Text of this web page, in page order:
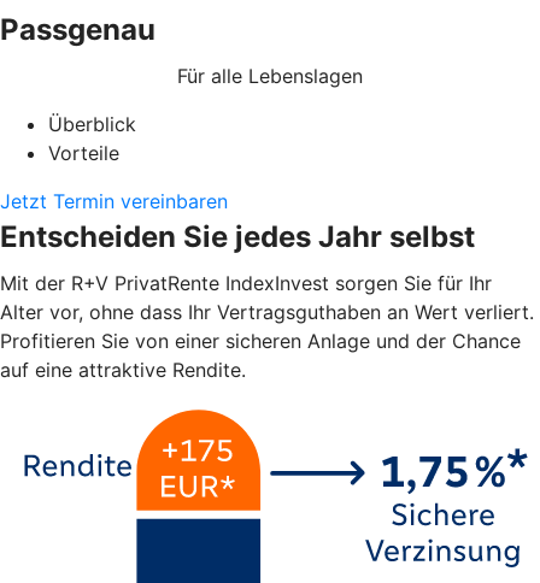
Passgenau
Für alle Lebenslagen
Überblick
Vorteile
Jetzt Termin vereinbaren
Entscheiden Sie jedes Jahr selbst
Mit der R+V PrivatRente IndexInvest sorgen Sie für Ihr
Alter vor, ohne dass Ihr Vertragsguthaben an Wert verliert.
Profitieren Sie von einer sicheren Anlage und der Chance
auf eine attraktive Rendite.